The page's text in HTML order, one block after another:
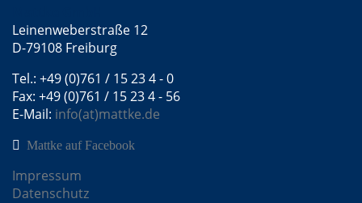
Leinenweberstraße 12
D-79108 Freiburg
Tel.: +49 (0)761 / 15 23 4 - 0
Fax: +49 (0)761 / 15 23 4 - 56
E-Mail: info(at)mattke.de
Mattke auf Facebook
Impressum
Datenschutz